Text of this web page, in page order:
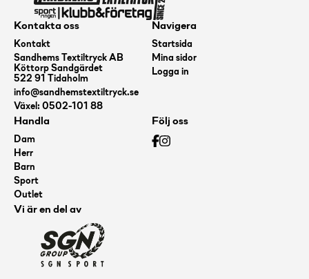
Kontakta oss
Kontakt
Sandhems Textiltryck AB
Köttorp Sandgärdet
522 91 Tidaholm
info@sandhemstextiltryck.se
Växel: 0502-101 88
Navigera
Startsida
Mina sidor
Logga in
Handla
Dam
Herr
Barn
Sport
Outlet
Följ oss
Vi är en del av